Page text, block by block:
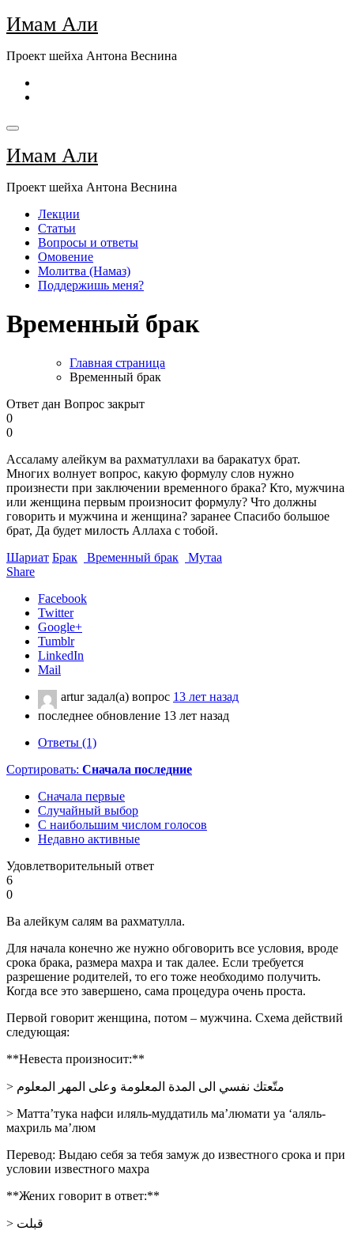
Перейти
к
Имам Али
Проект шейха Антона Веснина
Имам Али
Проект шейха Антона Веснина
Лекции
Статьи
Вопросы и ответы
Омовение
Молитва (Намаз)
Поддержишь меня?
Временный брак
Главная страница
Временный брак
Ответ дан Вопрос закрыт
0
0
Ассаламу алейкум ва рахматуллахи ва баракатух брат.
Многих волнует вопрос, какую формулу слов нужно
произнести при заключении временного брака? Кто, мужчина
или женщина первым произносит формулу? Что должны
говорить и мужчина и женщина? заранее Спасибо большое
брат, Да будет милость Аллаха с тобой.
Шариат Брак Временный брак
Мутаа
Share
Facebook
Twitter
Google+
Tumblr
LinkedIn
Mail
arturзадал(а) вопрос 13 лет назад
последнее обновление 13 лет назад
Ответы (1)
Сортировать: Сначала последние
Сначала первые
Случайный выбор
С наибольшим числом голосов
Недавно активные
Удовлетворительный ответ
6
0
Ва алейкум салям ва рахматулла.
Для начала конечно же нужно обговорить все условия, вроде
срока брака, размера махра и так далее. Если требуется
разрешение родителей, то его тоже необходимо получить.
Когда все это завершено, сама процедура очень проста.
Первой говорит женщина, потом – мужчина. Схема действий
следующая:
**Невеста произносит:**
> متّعتك نفسي الى المدة المعلومة وعلى المهر المعلوم
> Матта’тука нафси иляль-муддатиль ма’люмати уа ‘аляль-
махриль ма’люм
Перевод: Выдаю себя за тебя замуж до известного срока и при
условии известного махра
**Жених говорит в ответ:**
> قبلت